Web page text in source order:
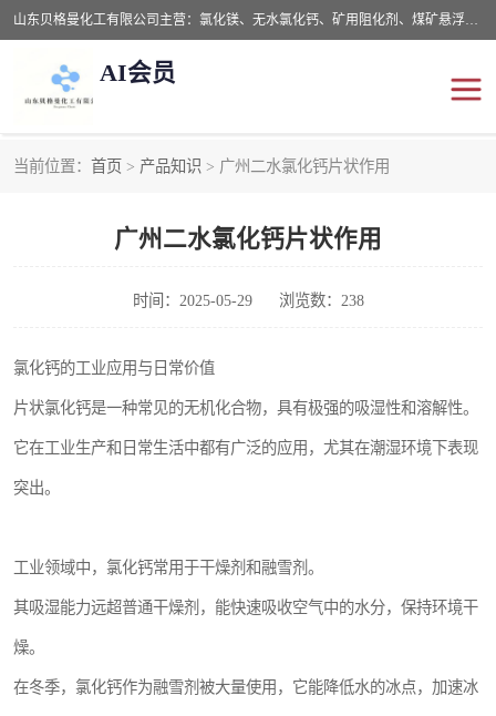
山东贝格曼化工有限公司主营：氯化镁、无水氯化钙、矿用阻化剂、煤矿悬浮剂、道路抑尘剂、氢氧化镁，防灭火剂等，公司位于山东省潍坊市滨海经济开发区,是专业从事对各种精细化工集研究、开发、制造于一体的现代化大型跨境化工企业，公司本着诚信经营、给每一位客户提供专业服务。
AI会员
当前位置： 首页 > 产品知识 > 广州二水氯化钙片状作用
广州二水氯化钙片状作用
时间：2025-05-29 浏览数：238
氯化钙的工业应用与日常价值
片状氯化钙是一种常见的无机化合物，具有极强的吸湿性和溶解性。
它在工业生产和日常生活中都有广泛的应用，尤其在潮湿环境下表现
突出。
工业领域中，氯化钙常用于干燥剂和融雪剂。
其吸湿能力远超普通干燥剂，能快速吸收空气中的水分，保持环境干
燥。
在冬季，氯化钙作为融雪剂被大量使用，它能降低水的冰点，加速冰
氯化钙
抑尘剂
氢氧化镁